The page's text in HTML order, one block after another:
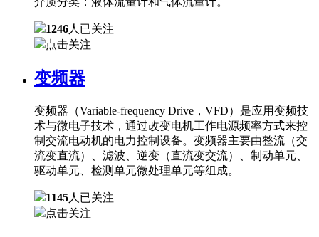
1246人已关注
点击关注
变频器
变频器（Variable-frequency Drive，VFD）是应用变频技
术与微电子技术，通过改变电机工作电源频率方式来控
制交流电动机的电力控制设备。变频器主要由整流（交
流变直流）、滤波、逆变（直流变交流）、制动单元、
驱动单元、检测单元微处理单元等组成。
1145人已关注
点击关注